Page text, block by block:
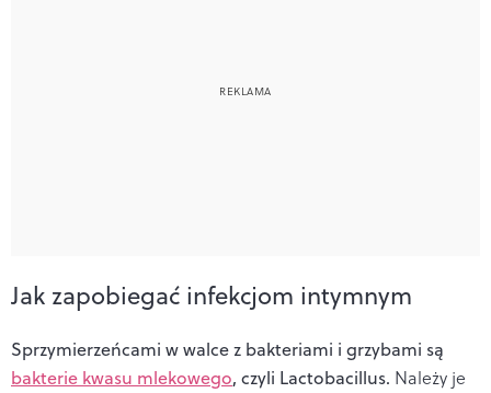
Jak zapobiegać infekcjom intymnym
Sprzymierzeńcami w walce z bakteriami i grzybami są
bakterie kwasu mlekowego, czyli Lactobacillus. Należy je